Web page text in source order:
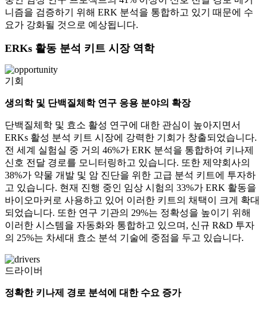
니즘을 검증하기 위해 ERK 분석을 통합하고 있기 때문에 수
요가 강화될 것으로 예상됩니다.
ERKs 활동 분석 키트 시장 역학
기회
생의학 및 단백질체학 연구 응용 분야의 확장
단백질체학 및 효소 활성 연구에 대한 관심이 높아지면서
ERKs 활성 분석 키트 시장에 강력한 기회가 창출되었습니다.
전 세계 실험실 중 거의 46%가 ERK 분석을 통합하여 키나제
신호 전달 경로를 모니터링하고 있습니다. 또한 제약회사의
38%가 약물 개발 및 암 진단을 위한 고급 분석 키트에 투자하
고 있습니다. 현재 진행 중인 임상 시험의 33%가 ERK 활동을
바이오마커로 사용하고 있어 이러한 키트의 채택이 크게 확대
되었습니다. 또한 연구 기관의 29%는 정확성을 높이기 위해
이러한 시스템을 자동화와 통합하고 있으며, 신규 R&D 투자
의 25%는 차세대 효소 분석 기술에 중점을 두고 있습니다.
드라이버
정확한 키나제 경로 분석에 대한 수요 증가